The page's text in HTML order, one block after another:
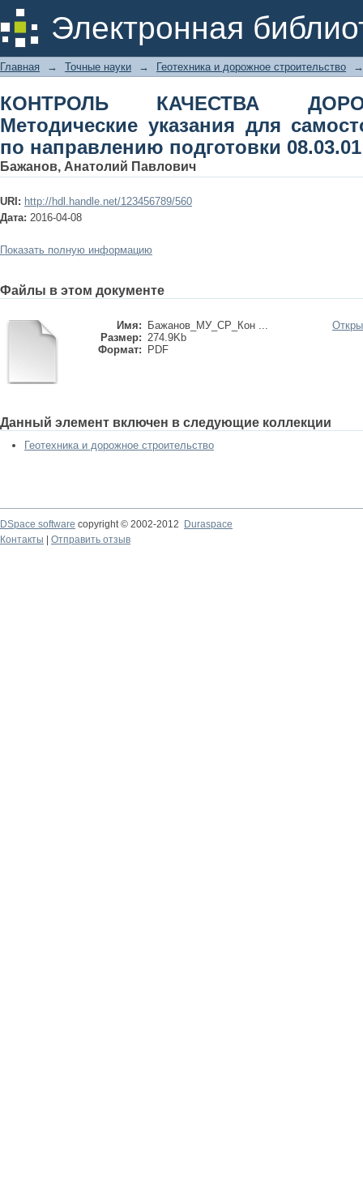
Электронная
КОНТРОЛЬ КАЧЕСТВА
самостоятельной работы по
«Строительство»
Главная → Точные науки → Геотехника и дорожное строительство →
КОНТРОЛЬ КАЧЕСТВА
Методические указания для
по направлению подготовки
Бажанов, Анатолий Павлович
URI: http://hdl.handle.net/123456789/560
Дата: 2016-04-08
Показать полную информацию
Файлы в этом документе
Имя:
Бажанов_МУ_СР_Кон ...
Размер: 274.9Kb
Формат:
PDF
Данный элемент включен в следующие коллекции
Геотехника и дорожное строительство
DSpace software copyright © 2002-2012
Duraspace
Контакты
Отправить отзыв